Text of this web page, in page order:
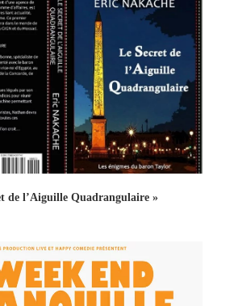
de l’Aiguille Quadrangulaire »